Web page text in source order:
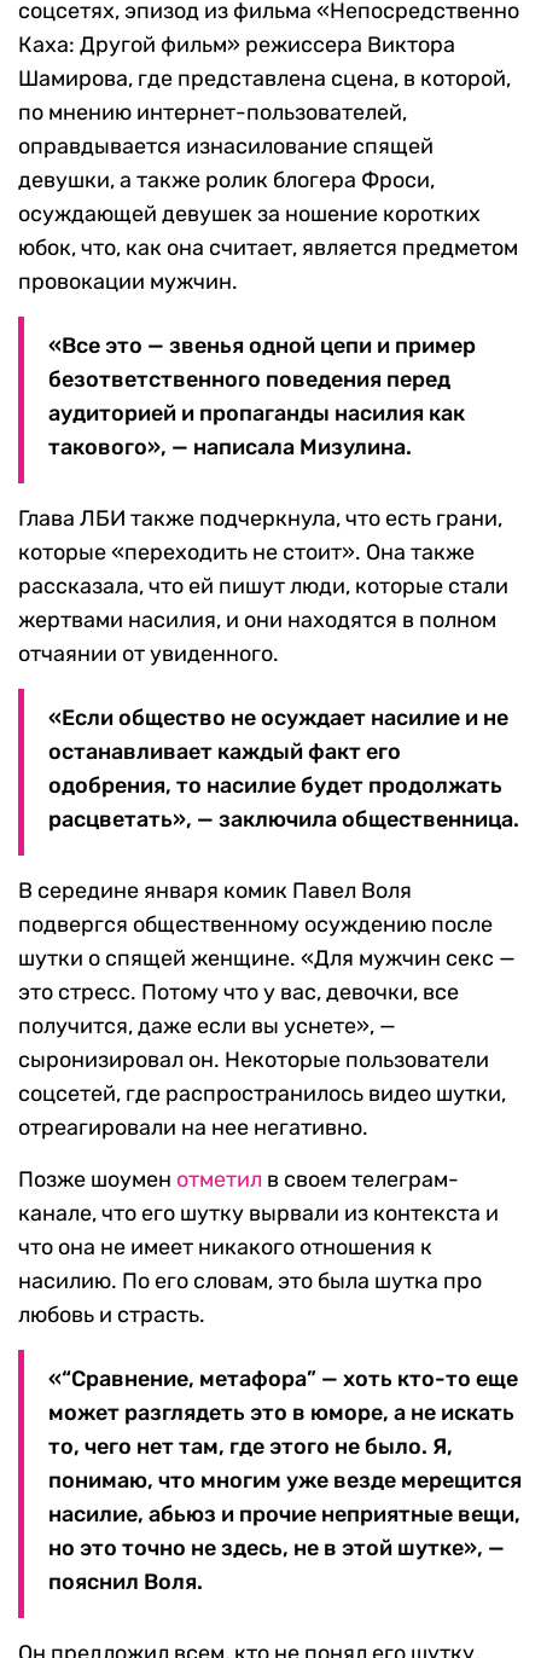
соцсетях, эпизод из фильма «Непосредственно
Каха: Другой фильм» режиссера Виктора
Шамирова, где представлена сцена, в которой,
по мнению интернет-пользователей,
оправдывается изнасилование спящей
девушки, а также ролик блогера Фроси,
осуждающей девушек за ношение коротких
юбок, что, как она считает, является предметом
провокации мужчин.
«Все это — звенья одной цепи и пример
безответственного поведения перед
аудиторией и пропаганды насилия как
такового», — написала Мизулина.
Глава ЛБИ также подчеркнула, что есть грани,
которые «переходить не стоит». Она также
рассказала, что ей пишут люди, которые стали
жертвами насилия, и они находятся в полном
отчаянии от увиденного.
«Если общество не осуждает насилие и не
останавливает каждый факт его
одобрения, то насилие будет продолжать
расцветать», — заключила общественница.
В середине января комик Павел Воля
подвергся общественному осуждению после
шутки о спящей женщине. «Для мужчин секс —
это стресс. Потому что у вас, девочки, все
получится, даже если вы уснете», —
сыронизировал он. Некоторые пользователи
соцсетей, где распространилось видео шутки,
отреагировали на нее негативно.
Позже шоумен отметил в своем телеграм-
канале, что его шутку вырвали из контекста и
что она не имеет никакого отношения к
насилию. По его словам, это была шутка про
любовь и страсть.
«“Сравнение, метафора” — хоть кто-то еще
может разглядеть это в юморе, а не искать
то, чего нет там, где этого не было. Я,
понимаю, что многим уже везде мерещится
насилие, абьюз и прочие неприятные вещи,
но это точно не здесь, не в этой шутке», —
пояснил Воля.